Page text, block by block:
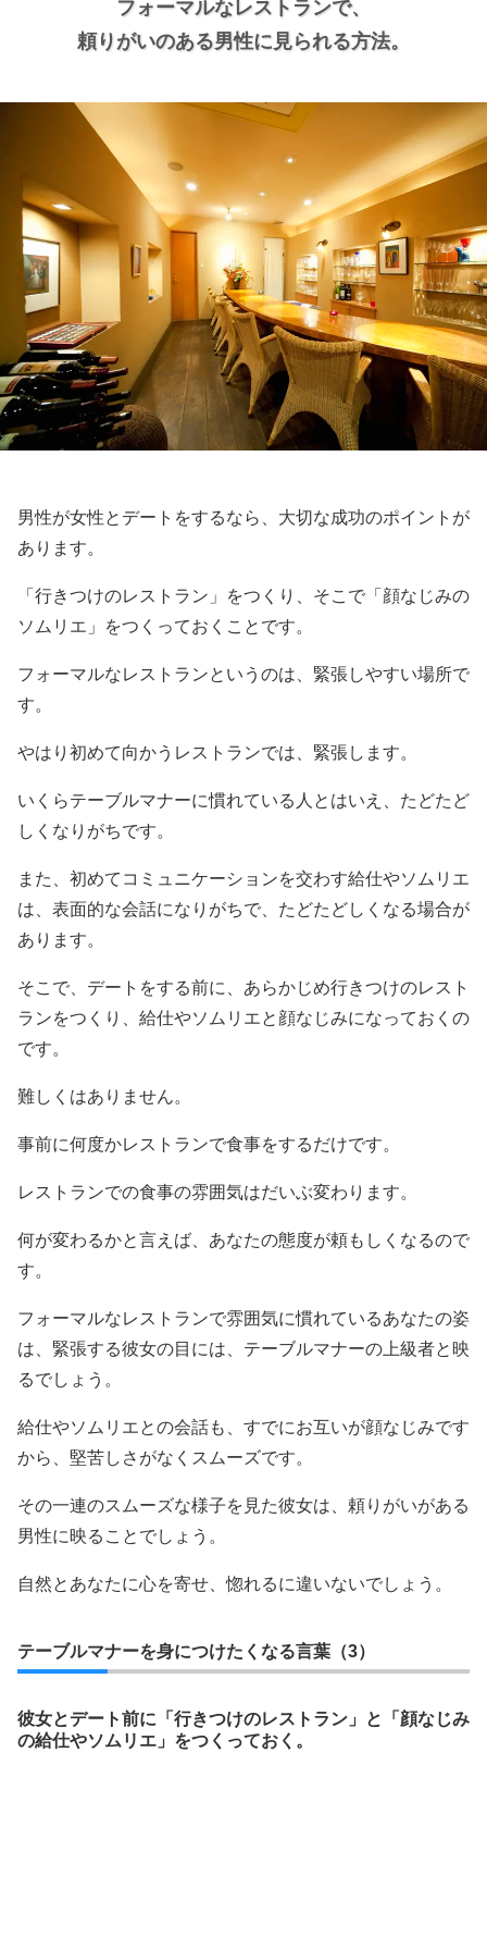
フォーマルなレストランで、
頼りがいのある男性に見られる方法。
男性が女性とデートをするなら、大切な成功のポイントが
あります。
「行きつけのレストラン」をつくり、そこで「顔なじみの
ソムリエ」をつくっておくことです。
フォーマルなレストランというのは、緊張しやすい場所で
す。
やはり初めて向かうレストランでは、緊張します。
いくらテーブルマナーに慣れている人とはいえ、たどたど
しくなりがちです。
また、初めてコミュニケーションを交わす給仕やソムリエ
は、表面的な会話になりがちで、たどたどしくなる場合が
あります。
そこで、デートをする前に、あらかじめ行きつけのレスト
ランをつくり、給仕やソムリエと顔なじみになっておくの
です。
難しくはありません。
事前に何度かレストランで食事をするだけです。
レストランでの食事の雰囲気はだいぶ変わります。
何が変わるかと言えば、あなたの態度が頼もしくなるので
す。
フォーマルなレストランで雰囲気に慣れているあなたの姿
は、緊張する彼女の目には、テーブルマナーの上級者と映
るでしょう。
給仕やソムリエとの会話も、すでにお互いが顔なじみです
から、堅苦しさがなくスムーズです。
その一連のスムーズな様子を見た彼女は、頼りがいがある
男性に映ることでしょう。
自然とあなたに心を寄せ、惚れるに違いないでしょう。
テーブルマナーを身につけたくなる言葉（3）
彼女とデート前に「行きつけのレストラン」と「顔なじみ
の給仕やソムリエ」をつくっておく。